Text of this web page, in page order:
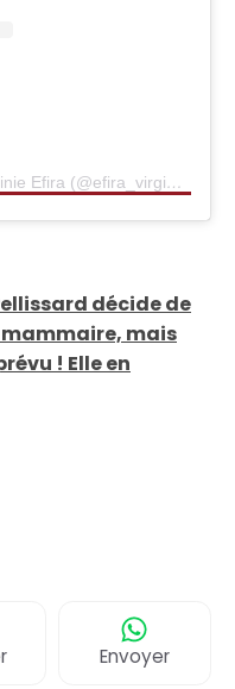
Une publication partagée par Virginie Efira (@efira_virginie)
décide de
mais
! Elle en
Envoyer